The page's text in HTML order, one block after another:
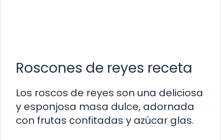
Roscones de reyes receta
Los roscos de reyes son una deliciosa
y esponjosa masa dulce, adornada
con frutas confitadas y azúcar glas.